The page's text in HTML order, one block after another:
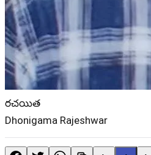
రచయిత
Dhonigama Rajeshwar